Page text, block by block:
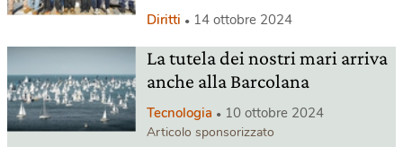
Diritti 14 ottobre 2024
La tutela dei nostri mari arriva
anche alla Barcolana
Tecnologia 10 ottobre 2024
Articolo sponsorizzato